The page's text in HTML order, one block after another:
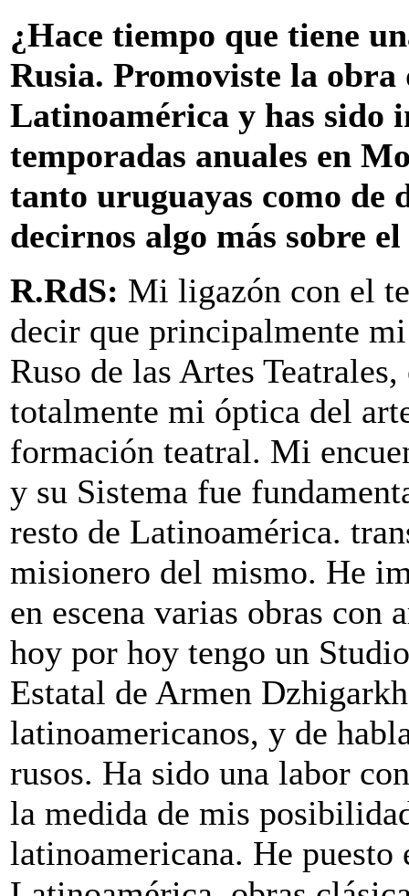
¿Hace tiempo que tiene
Rusia. Promoviste la
Latinoamérica y has sido
temporadas anuales en
tanto uruguayas como de
decirnos algo más sobre
R.RdS: Mi ligazón con el
decir que principalmente
Ruso de las Artes
totalmente mi óptica del
formación teatral. Mi
y su Sistema fue
resto de Latinoamérica.
misionero del mismo. He
en escena varias obras con
hoy por hoy tengo un
Estatal de Armen
latinoamericanos, y de
rusos. Ha sido una labor
la medida de mis
latinoamericana. He puesto